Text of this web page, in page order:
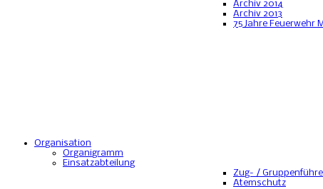
Archiv 2014
Archiv 2013
75 Jahre Feuerwehr
Organisation
Organigramm
Einsatzabteilung
Zug- /
Atemschutz